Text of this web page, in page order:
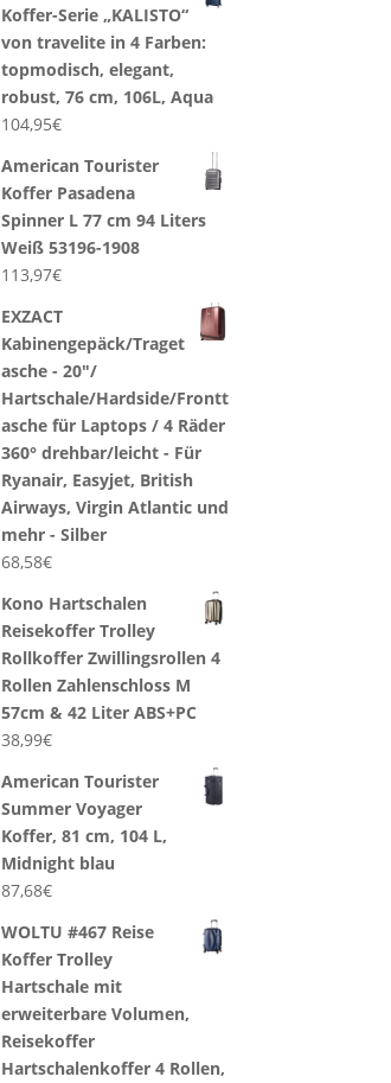
Koffer-Serie „KALISTO“
von travelite in 4 Farben:
topmodisch, elegant,
robust, 76 cm, 106L, Aqua
104,95€
American Tourister
Koffer Pasadena
Spinner L 77 cm 94 Liters
Weiß 53196-1908
113,97€
EXZACT
Kabinengepäck/Traget
asche - 20"/
Hartschale/Hardside/Frontt
asche für Laptops / 4 Räder
360° drehbar/leicht - Für
Ryanair, Easyjet, British
Airways, Virgin Atlantic und
mehr - Silber
68,58€
Kono Hartschalen
Reisekoffer Trolley
Rollkoffer Zwillingsrollen 4
Rollen Zahlenschloss M
57cm & 42 Liter ABS+PC
38,99€
American Tourister
Summer Voyager
Koffer, 81 cm, 104 L,
Midnight blau
87,68€
WOLTU #467 Reise
Koffer Trolley
Hartschale mit
erweiterbare Volumen,
Reisekoffer
Hartschalenkoffer 4 Rollen,